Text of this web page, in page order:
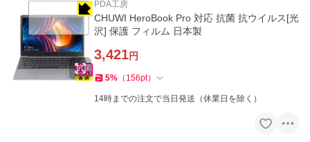
PDA工房
CHUWI HeroBook Pro 対応 抗菌 抗ウイルス[光
沢] 保護 フィルム 日本製
3,421円
5% （ 156pt）
14時までの注文で当日発送（休業日を除く）